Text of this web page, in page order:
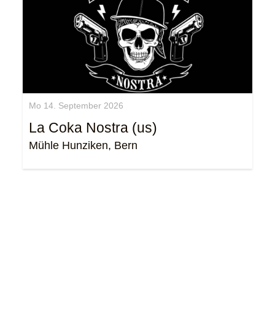
Mo 14. September 2026
La Coka Nostra (us)
Mühle Hunziken, Bern